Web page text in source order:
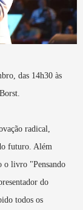
das 14h30 às
radical,
futuro. Além
o livro "Pensando
do
todos os